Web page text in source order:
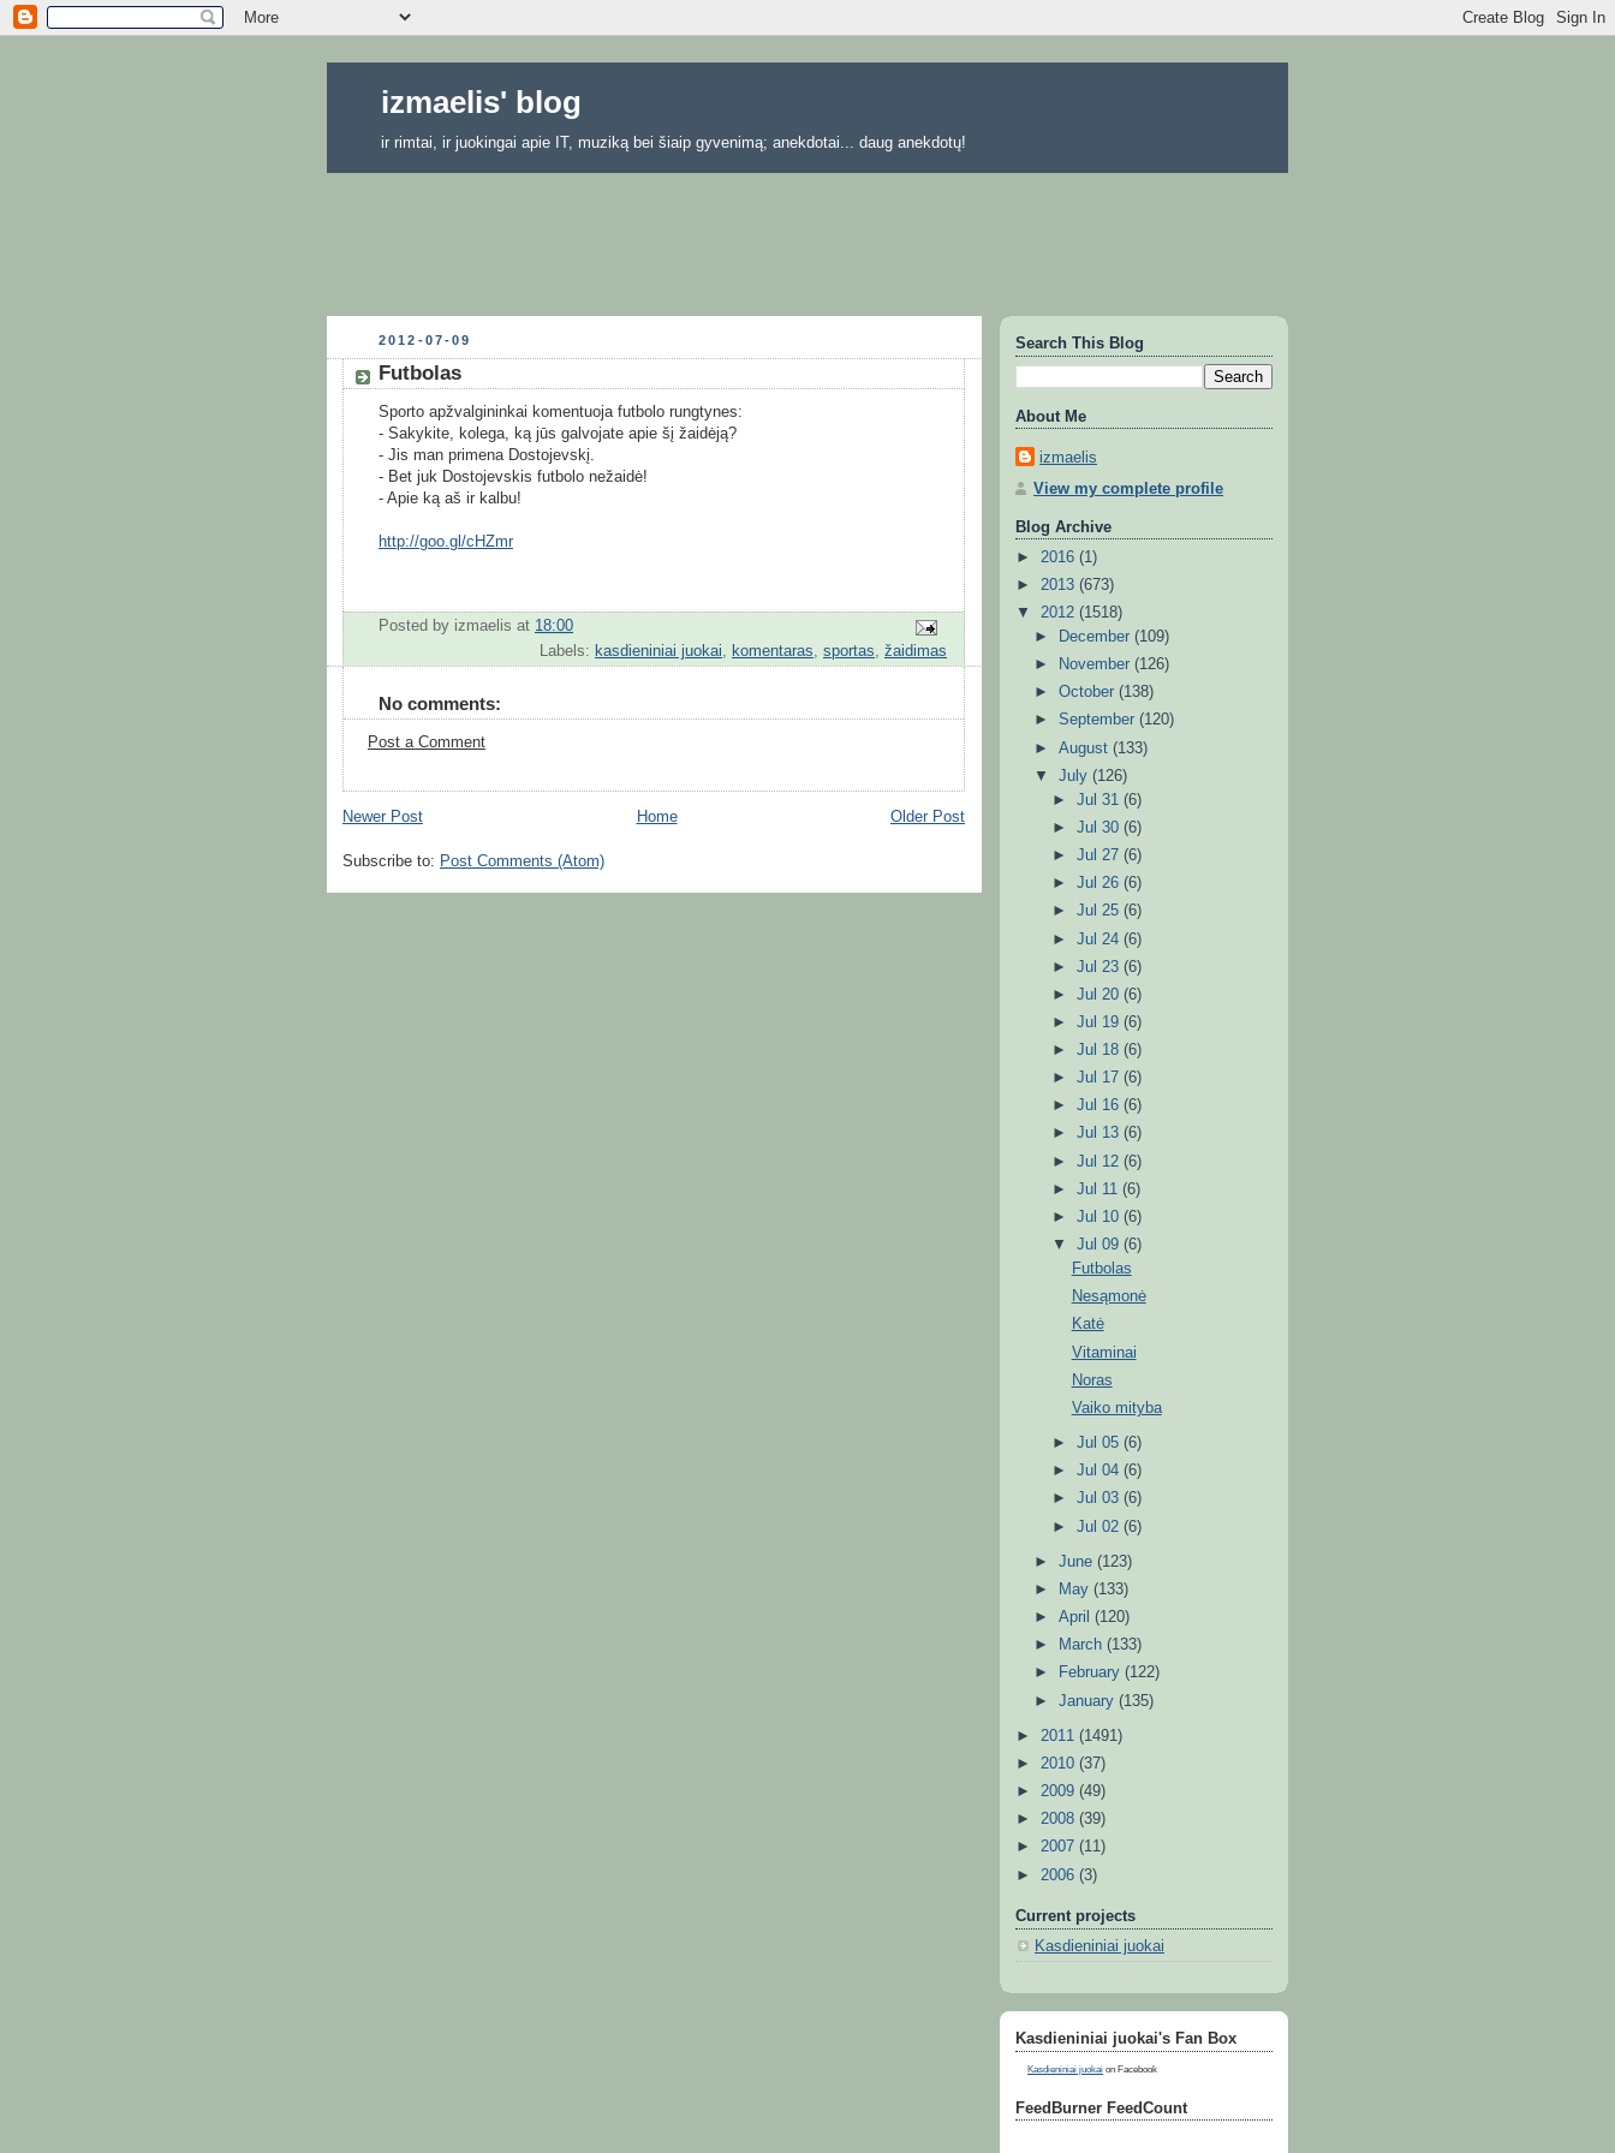
izmaelis' blog
ir rimtai, ir juokingai apie IT, muziką bei šiaip gyvenimą; anekdotai... daug anekdotų!
2012-07-09
Futbolas
Sporto apžvalgininkai komentuoja futbolo rungtynes:
- Sakykite, kolega, ką jūs galvojate apie šį žaidėją?
- Jis man primena Dostojevskį.
- Bet juk Dostojevskis futbolo nežaidė!
- Apie ką aš ir kalbu!
http://goo.gl/cHZmr
Posted by izmaelis at 18:00
Labels: kasdieniniai juokai komentaras sportas žaidimas
No comments:
Post a Comment
Newer Post Older Post
Home
Subscribe to: Post Comments (Atom)
Search This Blog
About Me
izmaelis
View my complete profile
Blog Archive
► 2016 (1)
► 2013 (673)
▼ 2012 (1518)
►
December(109)
►
November(126)
►October(138)
►September(120)
►August(133)
▼July(126)
►Jul 31(6)
►Jul 30(6)
►Jul 27(6)
►Jul 26(6)
►Jul 25(6)
►Jul 24(6)
►Jul 23(6)
►Jul 20(6)
►Jul 19(6)
►Jul 18(6)
►Jul 17(6)
►Jul 16(6)
►Jul 13(6)
►Jul 12(6)
►Jul 11(6)
►Jul 10(6)
▼Jul 09(6)
Futbolas
Nesąmonė
Katė
Vitaminai
Noras
Vaiko mityba
►Jul 05(6)
►Jul 04(6)
►Jul 03(6)
►Jul 02(6)
►June(123)
►
May(133)
►April(120)
►
March(133)
►
February(122)
►January(135)
► 2011 (1491)
► 2010 (37)
► 2009 (49)
► 2008 (39)
► 2007 (11)
► 2006 (3)
Current projects
Kasdieniniai juokai
Kasdieniniai juokai's Fan Box
Kasdieniniai juokai on Facebook
FeedBurner FeedCount